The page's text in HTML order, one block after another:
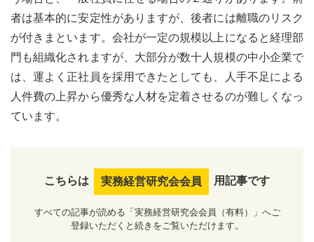
者は基本的に安定性がありますが、後者には離職のリスク
が付きまといます。会社が一定の規模以上になると経理部
門も組織化されますが、大部分が数十人規模の中小企業で
は、運よく正社員を採用できたとしても、人手不足による
人件費の上昇から優秀な人材を定着させるのが難しくなっ
ています。
こちらは 実務経営研究会会員 用記事です
すべての記事が読める「実務経営研究会会員（有料）」へご
登録いただくと続きをご覧いただけます。